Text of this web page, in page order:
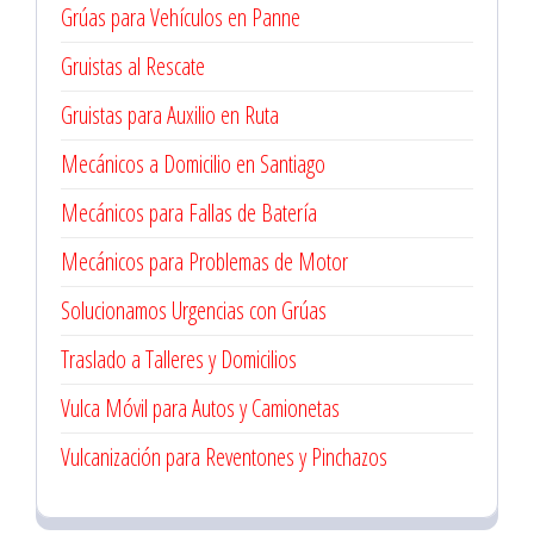
Grúas para Vehículos en Panne
Gruistas al Rescate
Gruistas para Auxilio en Ruta
Mecánicos a Domicilio en Santiago
Mecánicos para Fallas de Batería
Mecánicos para Problemas de Motor
Solucionamos Urgencias con Grúas
Traslado a Talleres y Domicilios
Vulca Móvil para Autos y Camionetas
Vulcanización para Reventones y Pinchazos